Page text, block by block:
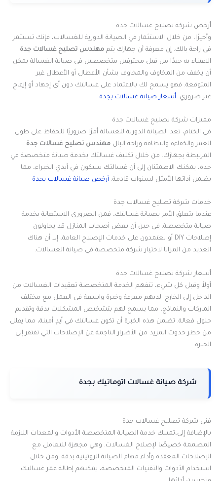
أرخص شركة تصليح غسالات جدة
وأخيرًا، من خلال الاستثمار في الصيانة الدورية للغسالات، فإنك تستثمر
في راحة بالك. إن معرفة أن جهازك يتم مهندس تصليح غسالات جدة
الاعتناء به جيدًا من قبل محترفين متخصصين في صيانة الغسالة يمكن
أن يخفف من المخاوف والمخاوف بشأن الأعطال أو الأعطال غير
المتوقعة. فهو يسمح لك بالاعتماد على غسالتك دون أي إجهاد أو إزعاج
غير ضروري. أسعار صيانة غسالات بجدة
مميزات شركة تصليح غسالات جدة
في الختام، تعد الصيانة الدورية للغسالة أمرًا ضروريًا للحفاظ على طول
العمر والكفاءة والنظافة وراحة البال مهندس تصليح غسالات جدة
المرتبطة بجهازك. من خلال تكليف غسالتك بخدمة صيانة متخصصة في
جدة، يمكنك الاطمئنان إلى أن غسالتك ستكون في أيدي الخبراء، مما
يضمن أدائها الأمثل لسنوات قادمة. أرخص صيانة غسالات بجدة
خدمات شركة تصليح غسالات جدة
عندما يتعلق الأمر بصيانة غسالتك، فمن الضروري الاستعانة بخدمة
صيانة متخصصة. في حين أن بعض أصحاب المنازل قد يحاولون
إصلاحات DIY أو يعتمدون على خدمات الإصلاح العامة، إلا أن هناك
العديد من المزايا لاختيار شركة متخصصة في صيانة الغسالات.
أسعار شركة تصليح غسالات جدة
أولاً وقبل كل شيء، تتفهم الخدمة المتخصصة تعقيدات الغسالات من
الداخل إلى الخارج. لديهم معرفة وخبرة واسعة في العمل مع مختلف
الماركات والنماذج، مما يسمح لهم بتشخيص المشكلات بدقة وتقديم
حلول فعالة. تضمن هذه الخبرة أن تكون غسالتك في أيدٍ أمينة، مما يقلل
من خطر حدوث المزيد من الأضرار الناجمة عن الإصلاحات التي تفتقر إلى
الخبرة.
شركة صيانة غسالات اتوماتيك بجدة
فني شركة تصليح غسالات جدة
بالإضافة إلى،تمتلك خدمة الصيانة المتخصصة الأدوات والمعدات اللازمة
المصممة خصيصًا لإصلاح الغسالات. وهي مجهزة للتعامل مع
الإصلاحات المعقدة وأداء مهام الصيانة الروتينية بدقة. ومن خلال
استخدام الأدوات والتقنيات المتخصصة، يمكنهم إطالة عمر غسالتك